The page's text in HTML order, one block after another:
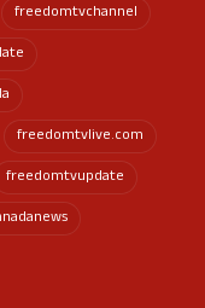
freedomtvchannel
freedomtvlive.com
freedomtvupdate